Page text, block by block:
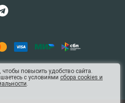
повысить удобство сайта.
с условиями сбора cookies и
.